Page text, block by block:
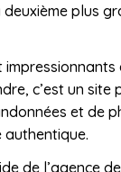
plus
c’est un site
et de
authentique.
de l’agence